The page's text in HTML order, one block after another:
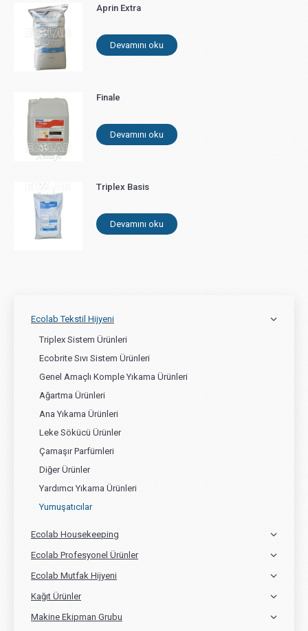
Aprin Extra
Devamını oku
Finale
Devamını oku
Triplex Basis
Devamını oku
Ecolab Tekstil Hijyeni
Triplex Sistem Ürünleri
Ecobrite Sıvı Sistem Ürünleri
Genel Amaçlı Komple Yıkama Ürünleri
Ağartma Ürünleri
Ana Yıkama Ürünleri
Leke Sökücü Ürünler
Çamaşır Parfümleri
Diğer Ürünler
Yardımcı Yıkama Ürünleri
Yumuşatıcılar
Ecolab Housekeeping
Ecolab Profesyonel Ürünler
Ecolab Mutfak Hijyeni
Kağıt Ürünler
Makine Ekipman Grubu